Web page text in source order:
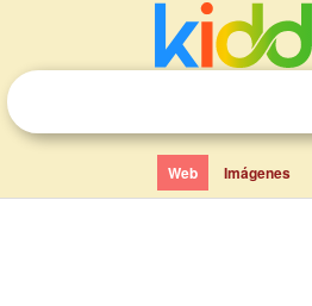
Web Imágenes